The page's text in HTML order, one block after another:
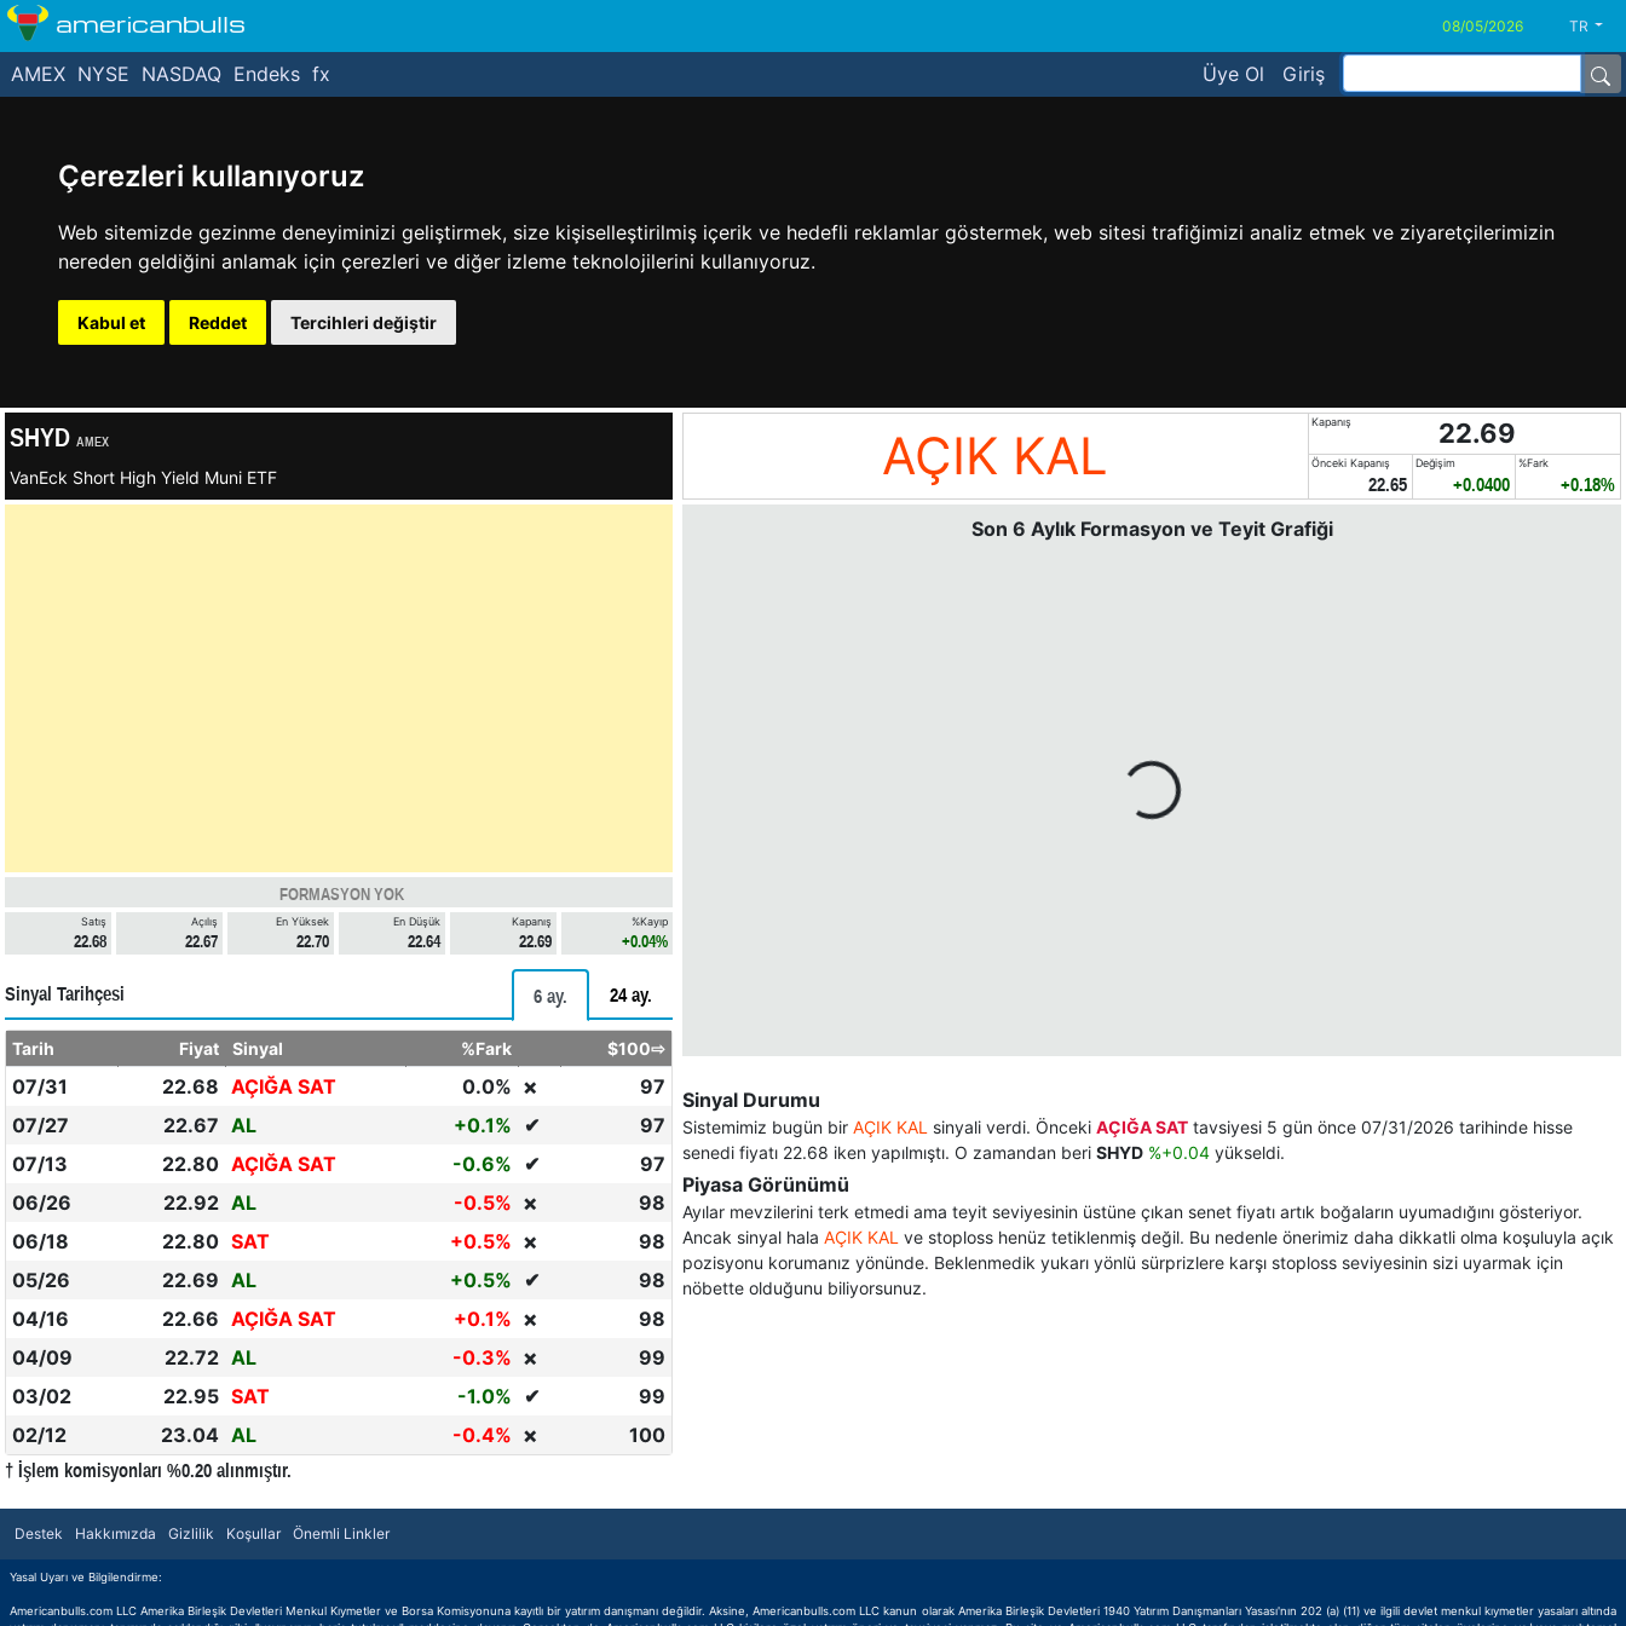
Çerezleri kullanıyoruz
Web sitemizde gezinme deneyiminizi geliştirmek, size kişiselleştirilmiş içerik ve hedefli reklamlar göstermek, web sitesi trafiğimizi analiz etmek ve ziyaretçilerimizin
nereden geldiğini anlamak için çerezleri ve diğer izleme teknolojilerini kullanıyoruz.
Kabul et Reddet Tercihleri değiştir
americanbulls TR
Üye Ol Giriş
AMEX NYSE NASDAQ Endeks fx
SHYD AMEX
VanEck Short High Yield Muni ETF AÇIK KAL
Kapanış 22.69
Önceki Kapanış
22.65
Değişim
+0.0400
%Fark
+0.18%
FORMASYON YOK
Satış
22.68
Açılış
22.67
En Yüksek
22.70
En Düşük
22.64
Kapanış
22.69
%Kayıp
+0.04%
Sinyal Tarihçesi 6 ay. 24 ay.
Tarih Fiyat Sinyal %Fark $100⇨
07/31 22.68 AÇIĞA SAT 0.0% ❌
97
07/27
22.67 AL +0.1% ✔
97
07/13
22.80 AÇIĞA SAT -0.6% ✔
97
06/26
22.92 AL -0.5% ❌
98
06/18
22.80 SAT +0.5% ❌
98
05/26
22.69 AL +0.5% ✔
98
04/16
22.66 AÇIĞA SAT +0.1% ❌
98
04/09
22.72 AL -0.3% ❌
99
03/02
22.95 SAT -1.0% ✔
99
02/12
23.04 AL -0.4% ❌ 100
† İşlem komisyonları %0.20 alınmıştır.
Son 6 Aylık Formasyon ve Teyit Grafiği
Sinyal Durumu
Sistemimiz bugün bir AÇIK KAL sinyali verdi. Önceki AÇIĞA SAT tavsiyesi 5 gün önce 07/31/2026 tarihinde hisse
senedi fiyatı 22.68 iken yapılmıştı. O zamandan beri SHYD %+0.04 yükseldi.
Piyasa Görünümü
Ayılar mevzilerini terk etmedi ama teyit seviyesinin üstüne çıkan senet fiyatı artık boğaların uyumadığını gösteriyor.
Ancak sinyal hala AÇIK KAL ve stoploss henüz tetiklenmiş değil. Bu nedenle önerimiz daha dikkatli olma koşuluyla açık
pozisyonu korumanız yönünde. Beklenmedik yukarı yönlü sürprizlere karşı stoploss seviyesinin sizi uyarmak için
nöbette olduğunu biliyorsunuz.
Destek Hakkımızda Gizlilik Koşullar Önemli Linkler
Yasal Uyarı ve Bilgilendirme:
Americanbulls.com LLC Amerika Birleşik Devletleri Menkul Kıymetler ve Borsa Komisyonuna kayıtlı bir yatırım danışmanı değildir. Aksine, Americanbulls.com LLC kanun olarak Amerika Birleşik Devletleri 1940 Yatırım Danışmanları Yasası'nın 202 (a) (11) ve ilgili devlet menkul kıymetler yasaları altında